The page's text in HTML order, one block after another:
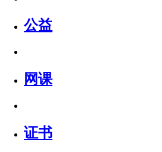
公益
网课
证书